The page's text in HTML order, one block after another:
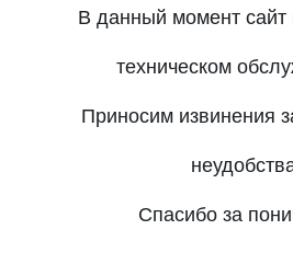
В данный момент сайт
техническом
Приносим извинения
Спасибо за